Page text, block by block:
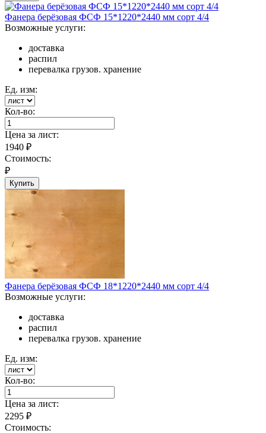
Фанера берёзовая ФСФ 15*1220*2440 мм сорт 4/4
Возможные услуги:
доставка
распил
перевалка грузов. хранение
Ед. изм:
Кол-во:
Цена за лист:
1940 ₽
Стоимость:
₽
Купить
Фанера берёзовая ФСФ 18*1220*2440 мм сорт 4/4
Возможные услуги:
доставка
распил
перевалка грузов. хранение
Ед. изм:
Кол-во:
Цена за лист:
2295 ₽
Стоимость: